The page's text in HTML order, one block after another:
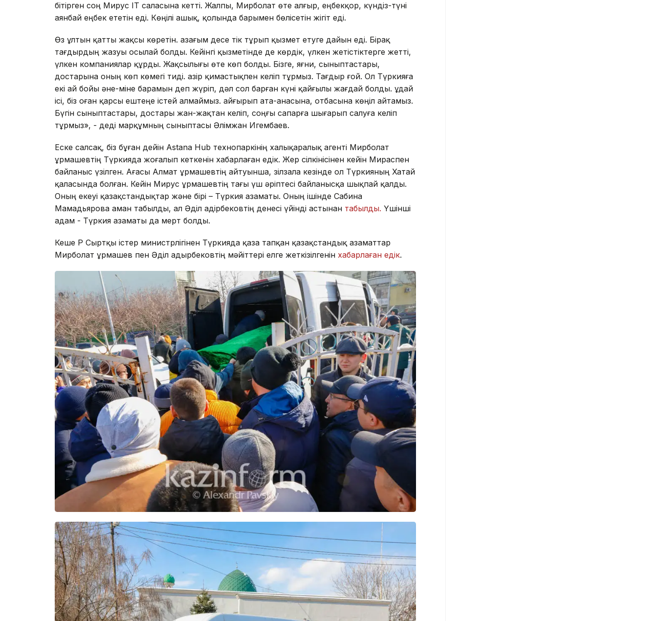
бітірген соң Мирус IT саласына кетті. Жалпы, Мирболат өте алғыр, еңбекқор, күндіз-түні
аянбай еңбек ететін еді. Көңілі ашық, қолында барымен бөлісетін жігіт еді.
Өз ұлтын қатты жақсы көретін. Қазағым десе тік тұрып қызмет етуге дайын еді. Бірақ
тағдырдың жазуы осылай болды. Кейінгі қызметінде де көрдік, үлкен жетістіктерге жетті,
үлкен компаниялар құрды. Жақсылығы өте көп болды. Бізге, яғни, сыныптастары,
достарына оның көп көмегі тиді. Қазір қимастықпен келіп тұрмыз. Тағдыр ғой. Ол Түркияға
екі ай бойы әне-міне барамын деп жүріп, дәл сол барған күні қайғылы жағдай болды. Құдай
ісі, біз оған қарсы ештеңе істей алмаймыз. Қайғырып ата-анасына, отбасына көңіл айтамыз.
Бүгін сыныптастары, достары жан-жақтан келіп, соңғы сапарға шығарып салуға келіп
тұрмыз», - деді марқұмның сыныптасы Әлімжан Игембаев.
Еске салсақ, біз бұған дейін Astana Hub технопаркінің халықаралық агенті Мирболат
Құрмашевтің Түркияда жоғалып кеткенін хабарлаған едік. Жер сілкінісінен кейін Мираспен
байланыс үзілген. Ағасы Алмат Құрмашевтің айтуынша, зілзала кезінде ол Түркияның Хатай
қаласында болған. Кейін Мирус Құрмашевтің тағы үш әріптесі байланысқа шықпай қалды.
Оның екеуі қазақстандықтар және бірі – Түркия азаматы. Оның ішінде Сабина
Мамадьярова аман табылды, ал Әділ Қадірбековтің денесі үйінді астынан табылды. Үшінші
адам - Түркия азаматы да мерт болды.
Кеше ҚР Сыртқы істер министрлігінен Түркияда қаза тапқан қазақстандық азаматтар
Мирболат Құрмашев пен Әділ Қадырбековтің мәйіттері елге жеткізілгенін хабарлаған едік.